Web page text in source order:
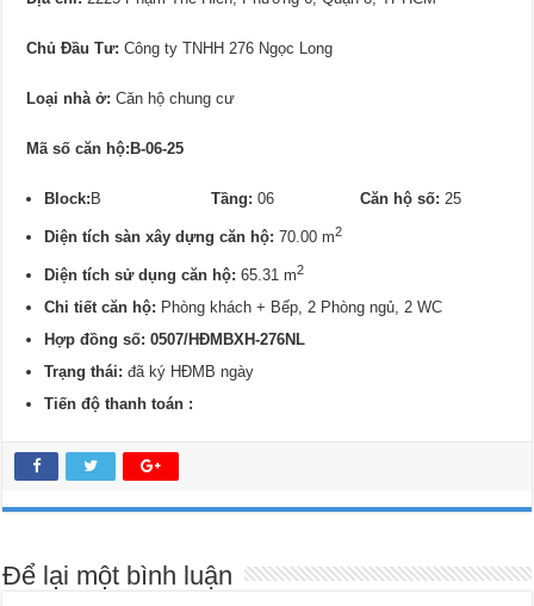
Chủ Đầu Tư: Công ty TNHH 276 Ngọc Long
Loại nhà ở: Căn hộ chung cư
Mã số căn hộ:B-06-25
Block:BTầng: 06Căn hộ số: 25
Diện tích sàn xây dựng căn hộ:70.00 m2
Diện tích sử dụng căn hộ: 65.31 m2
Chi tiết căn hộ: Phòng khách + Bếp, 2 Phòng ngủ, 2 WC
Hợp đồng số: 0507/HĐMBXH-276NL
Trạng thái:đã ký HĐMB ngày
Tiến độ thanh toán :
Để lại một bình luận